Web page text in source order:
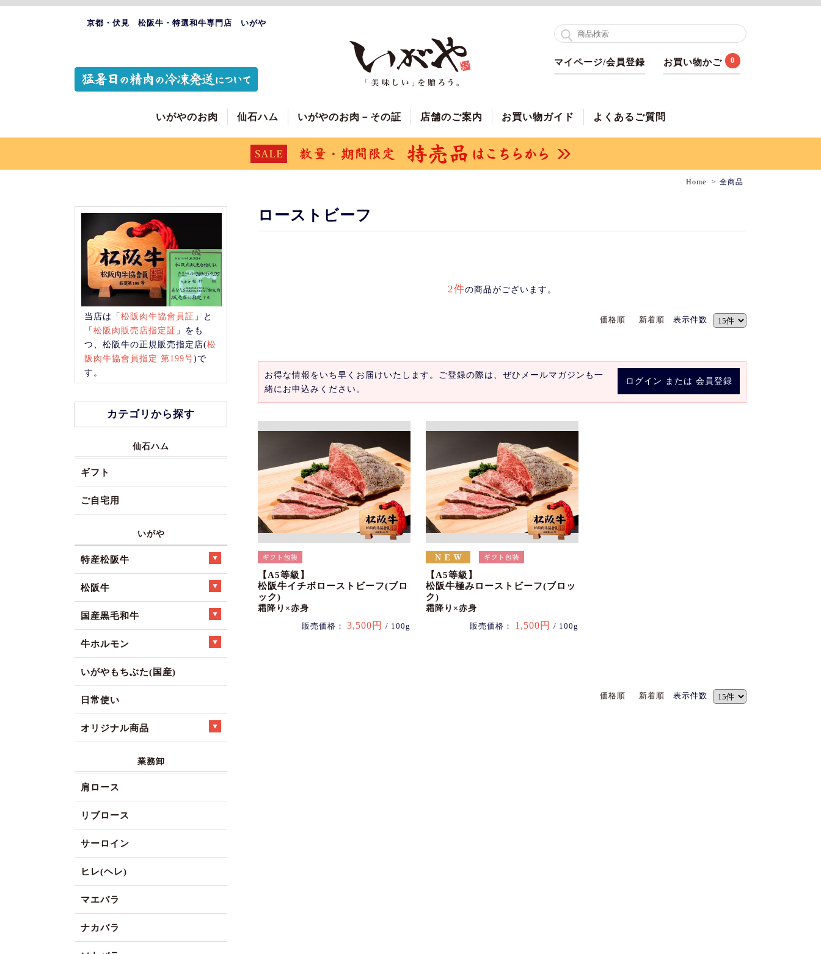
京都・伏見 松阪牛・特選和牛専門店 いがや
マイページ/会員登録 お買い物かご 0
いがやのお肉 仙石ハム いがやのお肉－その証 店舗のご案内 お買い物ガイド よくあるご質問
Home 全商品
ローストビーフ
2件の商品がございます。
価格順 新着順 表示件数
ログイン または 会員登録
お得な情報をいち早くお届けいたします。ご登録の際は、ぜひメールマガジンも一
緒にお申込みください。
【A5等級】
松阪牛イチボローストビーフ(ブロ
ック)
霜降り×赤身
販売価格： 3,500円 / 100g
【A5等級】
松阪牛極みローストビーフ(ブロッ
ク)
霜降り×赤身
販売価格： 1,500円 / 100g
価格順 新着順 表示件数
当店は「松阪肉牛協會員証 」と
「松阪肉販売店指定証 」をも
つ、松阪牛の正規販売指定店(松
阪肉牛協會員指定 第199号)で
す。
カテゴリから探す
仙石ハム
ギフト
ご自宅用
いがや
特産松阪牛
松阪牛
国産黒毛和牛
牛ホルモン
いがやもちぶた(国産)
日常使い
オリジナル商品
業務卸
肩ロース
リブロース
サーロイン
ヒレ(ヘレ)
マエバラ
ナカバラ